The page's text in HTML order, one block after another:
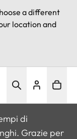
a different
location and
di
Grazie per